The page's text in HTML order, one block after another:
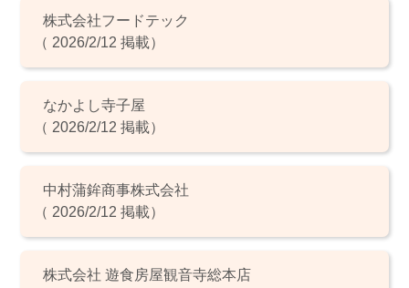
株式会社フードテック
（ 2026/2/12 掲載）
なかよし寺子屋
（ 2026/2/12 掲載）
中村蒲鉾商事株式会社
（ 2026/2/12 掲載）
株式会社 遊食房屋観音寺総本店